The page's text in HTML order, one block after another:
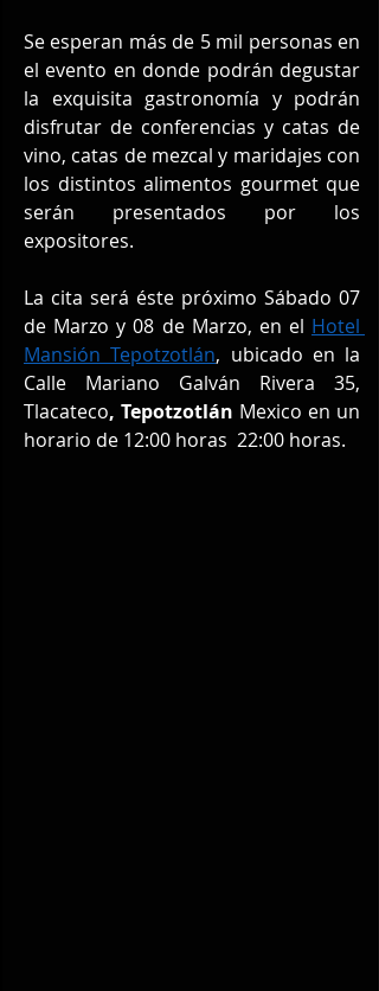
Se esperan más de 5 mil personas en
el evento en donde podrán degustar
la exquisita gastronomía y podrán
disfrutar de conferencias y catas de
vino, catas de mezcal y maridajes con
los distintos alimentos gourmet que
serán presentados por los
expositores.
La cita será éste próximo Sábado 07
de Marzo y 08 de Marzo, en el Hotel
Mansión Tepotzotlán, ubicado en la
Calle Mariano Galván Rivera 35,
Tlacateco, Tepotzotlán Mexico en un
horario de 12:00 horas  22:00 horas.